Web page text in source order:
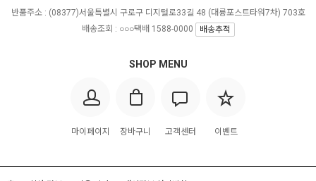
SHOP MENU
마이페이지 장바구니 고객센터 이벤트
반품주소 : (08377)서울특별시 구로구 디지털로33길 48 (대륭포스트타워7차) 703호
배송조회 : ○○○택배 1588-0000
배송추적